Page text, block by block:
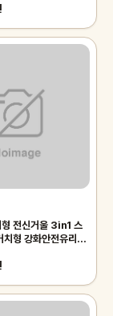
형 전신거울 3in1 스
치형 강화안전유리